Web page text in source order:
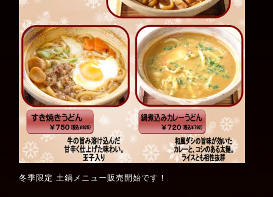
冬季限定 土鍋メニュー販売開始です！